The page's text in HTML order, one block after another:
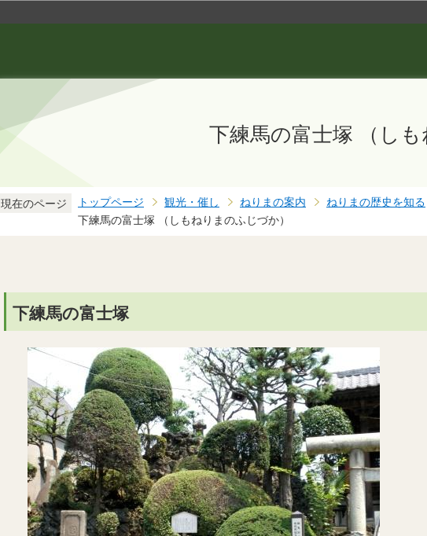
下練馬の富士塚 （しも
現在のページ トップページ 観光・催し ねりまの案内 ねりまの歴史を知る
下練馬の富士塚 （しもねりまのふじづか）
下練馬の富士塚